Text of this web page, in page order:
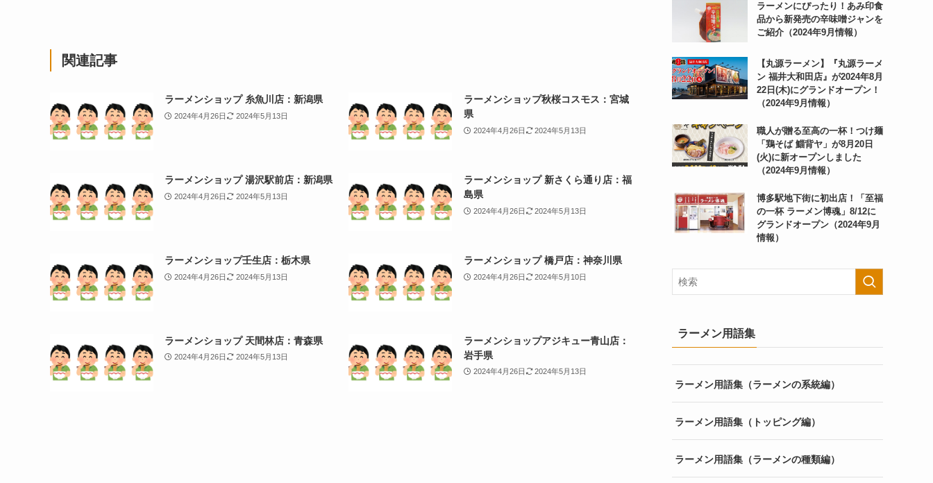
関連記事
ラーメンショップ 糸魚川店：新潟県
2024年4月26日 2024年5月13日
ラーメンショップ秋桜コスモス：宮城
県
2024年4月26日 2024年5月13日
ラーメンショップ 湯沢駅前店：新潟県
2024年4月26日 2024年5月13日
ラーメンショップ 新さくら通り店：福
島県
2024年4月26日 2024年5月13日
ラーメンショップ壬生店：栃木県
2024年4月26日 2024年5月13日
ラーメンショップ 橋戸店：神奈川県
2024年4月26日 2024年5月10日
ラーメンショップ 天間林店：青森県
2024年4月26日 2024年5月13日
ラーメンショップアジキュー青山店：
岩手県
2024年4月26日 2024年5月13日
ラーメンにぴったり！あみ印食
品から新発売の辛味噌ジャンを
ご紹介（2024年9月情報）
【丸源ラーメン】『丸源ラーメ
ン 福井大和田店』が2024年8月
22日(木)にグランドオープン！
（2024年9月情報）
職人が贈る至高の一杯！つけ麺
「鶏そば 鯔背ヤ」が8月20日
(火)に新オープンしました
（2024年9月情報）
博多駅地下街に初出店！「至福
の一杯 ラーメン博魂」8/12に
グランドオープン（2024年9月
情報）
ラーメン用語集
ラーメン用語集（ラーメンの系統編）
ラーメン用語集（トッピング編）
ラーメン用語集（ラーメンの種類編）